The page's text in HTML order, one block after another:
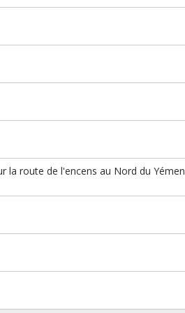
la route de l'encens au Nord du Yémen